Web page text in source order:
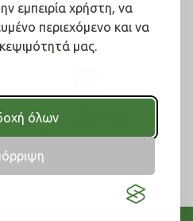
εμπειρία χρήστη, να
περιεχόμενο και να
μας.
όλων